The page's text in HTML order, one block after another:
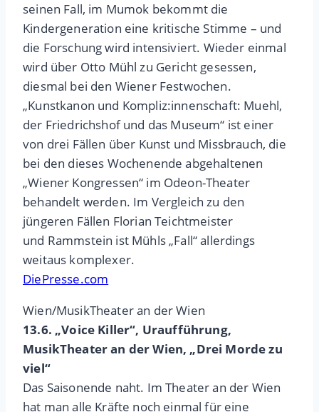
seinen Fall, im Mumok bekommt die
Kindergeneration eine kritische Stimme – und
die Forschung wird intensiviert. Wieder einmal
wird über Otto Mühl zu Gericht gesessen,
diesmal bei den Wiener Festwochen.
„Kunstkanon und Kompliz:innenschaft: Muehl,
der Friedrichshof und das Museum“ ist einer
von drei Fällen über Kunst und Missbrauch, die
bei den dieses Wochenende abgehaltenen
„Wiener Kongressen“ im Odeon-Theater
behandelt werden. Im Vergleich zu den
jüngeren Fällen Florian Teichtmeister
und Rammstein ist Mühls „Fall“ allerdings
weitaus komplexer.
DiePresse.com
Wien/MusikTheater an der Wien
13.6. „Voice Killer“, Uraufführung,
MusikTheater an der Wien, „Drei Morde zu
viel“
Das Saisonende naht. Im Theater an der Wien
hat man alle Kräfte noch einmal für eine